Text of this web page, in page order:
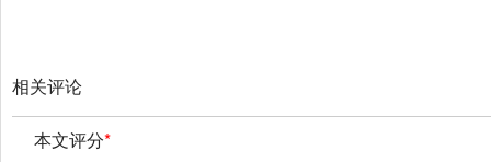
相关评论
本文评分*